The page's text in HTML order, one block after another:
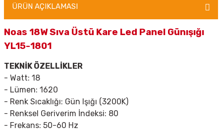
ÜRÜN AÇIKLAMASI
Noas 18W Sıva Üstü Kare Led Panel Günışığı
YL15-1801
TEKNİK ÖZELLİKLER
- Watt: 18
- Lümen: 1620
- Renk Sıcaklığı: Gün Işığı (3200K)
- Renksel Geriverim İndeksi: 80
- Frekans: 50-60 Hz